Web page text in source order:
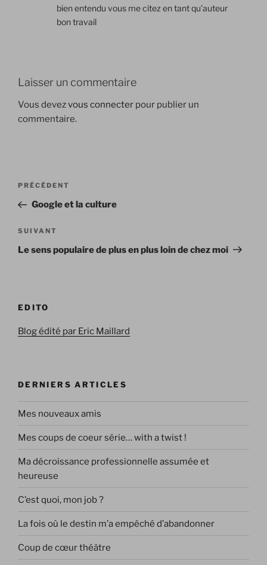
bien entendu vous me citez en tant qu’auteur
bon travail
Laisser un commentaire
Vous devezvous connecter pour publier un
commentaire.
Navigation
l’article
Article
précédent
PRÉCÉDENT
Google et la culture
Article
suivant
SUIVANT
Le sens populaire de plus en plus loin de chez moi
EDITO
Blog édité par Eric Maillard
DERNIERS ARTICLES
Mes nouveaux amis
Mes coups de coeur série… with a twist !
Ma décroissance professionnelle assumée et
heureuse
C’est quoi, mon job ?
La fois où le destin m’a empêché d’abandonner
Coup de cœur théâtre